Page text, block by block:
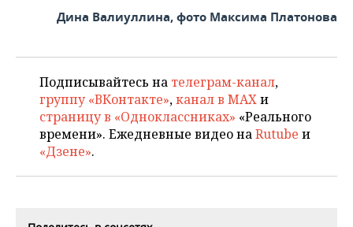
Дина Валиуллина, фото Максима Платонова
Подписывайтесь на телеграм-канал,
группу «ВКонтакте»,канал в MAXи
страницу в «Одноклассниках» «Реального
времени». Ежедневные видео наRutube и
«Дзене».